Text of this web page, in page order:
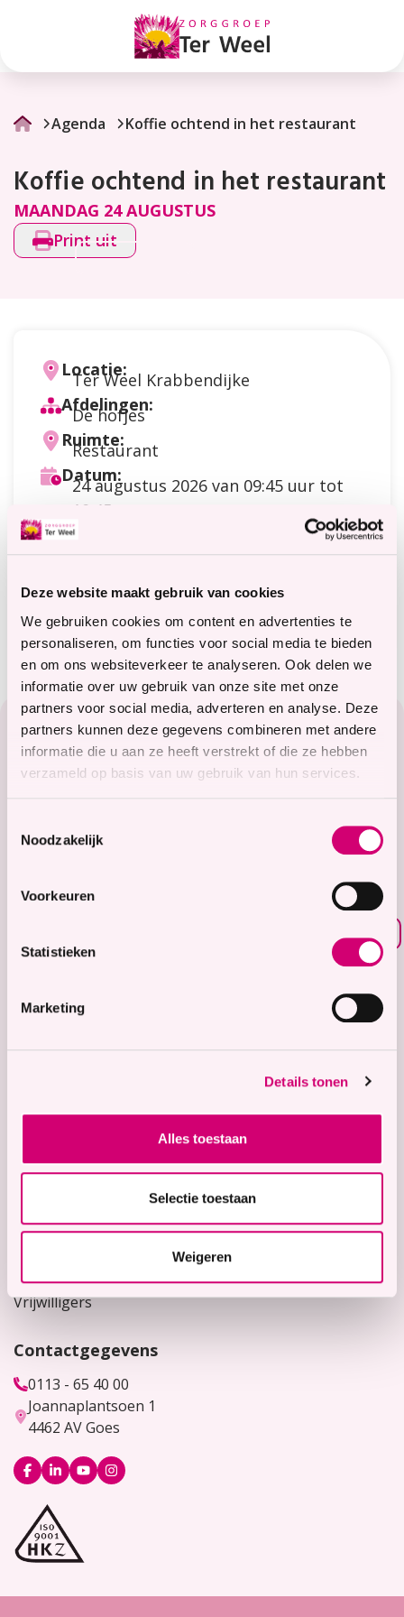
Deze website maakt gebruik van cookies
We gebruiken cookies om content en advertenties te
personaliseren, om functies voor social media te bieden
en om ons websiteverkeer te analyseren. Ook delen we
informatie over uw gebruik van onze site met onze
partners voor social media, adverteren en analyse. Deze
partners kunnen deze gegevens combineren met andere
informatie die u aan ze heeft verstrekt of die ze hebben
verzameld op basis van uw gebruik van hun services.
Noodzakelijk
Voorkeuren
Statistieken
Marketing
Details tonen
Alles toestaan
Selectie toestaan
Weigeren
het
restaurant
Agenda Koffie ochtend in het restaurant
Koffie ochtend in het restaurant
MAANDAG 24 AUGUSTUS
Print uit
Locatie:
Ter Weel Krabbendijke
Afdelingen:
De hofjes
Ruimte:
Restaurant
Datum:
24 augustus 2026van 09:45 uur tot
10:45 uur
Doelgroep:
Meer informatie?
terweelactief@terweel.nl
Footer
Zorg in het Zeeuwse hart
Tijdelijke zorg
Bekijk onze 9 locaties
Snel naar
Bekijk hier onze vacatures
Vrijwilligers
Contactgegevens
0113 - 65 40 00
Joannaplantsoen 1
4462 AV Goes
Logo
Facebook
Logo
LinkedIn
LogoLogo